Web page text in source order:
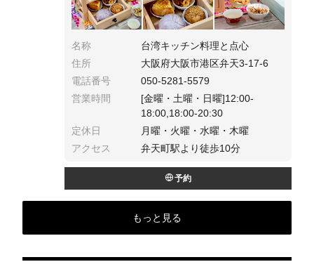
名称
台湾キッチン料理と点心
住所
大阪府大阪市港区弁天3-17-6
電話番号
050-5281-5579
営業時間
[金曜・土曜・日曜]12:00-
18:00,18:00-20:30
定休日
月曜・火曜・水曜・木曜
アクセス
弁天町駅より徒歩10分
予約
もっと見る